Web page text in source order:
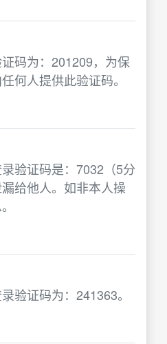
证码为：201209，为保
何人提供此验证码。
录验证码是：7032（5分
给他人。如非本人操
验证码为：241363。